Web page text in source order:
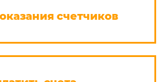
счетчиков